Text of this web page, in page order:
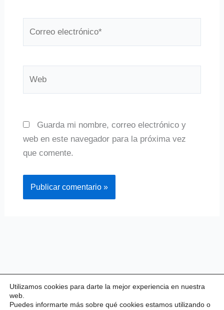
Guarda mi nombre, correo electrónico y
web en este navegador para la próxima vez
que comente.
Utilizamos cookies para darte la mejor experiencia en nuestra
web.
Puedes informarte más sobre qué cookies estamos utilizando o